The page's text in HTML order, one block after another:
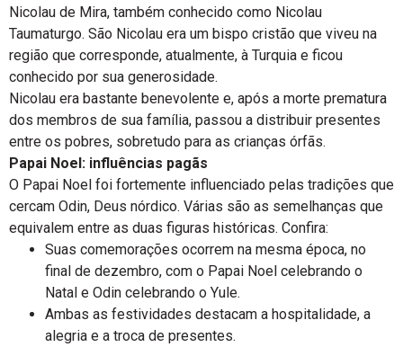
Nicolau de Mira, também conhecido como Nicolau
Taumaturgo. São Nicolau era um bispo cristão que viveu na
região que corresponde, atualmente, à Turquia e ficou
conhecido por sua generosidade.
Nicolau era bastante benevolente e, após a morte prematura
dos membros de sua família, passou a distribuir presentes
entre os pobres, sobretudo para as crianças órfãs.
Papai Noel: influências pagãs
O Papai Noel foi fortemente influenciado pelas tradições que
cercam Odin, Deus nórdico. Várias são as semelhanças que
equivalem entre as duas figuras históricas. Confira:
Suas comemorações ocorrem na mesma época, no
final de dezembro, com o Papai Noel celebrando o
Natal e Odin celebrando o Yule.
Ambas as festividades destacam a hospitalidade, a
alegria e a troca de presentes.